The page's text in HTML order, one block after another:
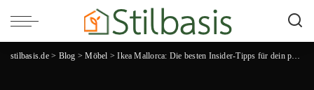
stilbasis.de> Blog >Möbel >Ikea Mallorca: Die besten Insider-Tipps für dein perfektes Möbel-Shopping Abenteuer